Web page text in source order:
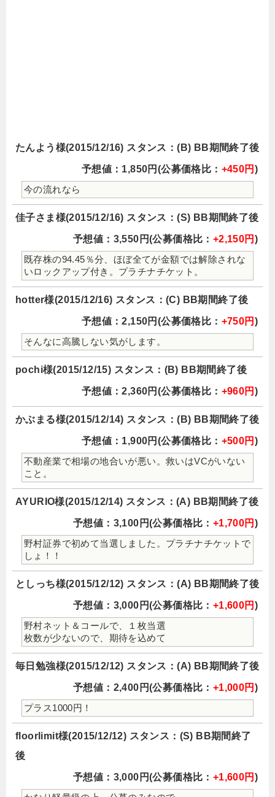
たんよう様(2015/12/16) スタンス：(B) BB期間終了後
予想値：1,850円(公募価格比： +450円 )
今の流れなら
佳子さま様(2015/12/16) スタンス：(S) BB期間終了後
予想値：3,550円(公募価格比： +2,150円 )
既存株の94.45％分、ほぼ全てが金額では解除されな
いロックアップ付き。プラチナチケット。
hotter様(2015/12/16) スタンス：(C) BB期間終了後
予想値：2,150円(公募価格比： +750円 )
そんなに高騰しない気がします。
pochi様(2015/12/15) スタンス：(B) BB期間終了後
予想値：2,360円(公募価格比： +960円 )
かぶまる様(2015/12/14) スタンス：(B) BB期間終了後
予想値：1,900円(公募価格比： +500円 )
不動産業で相場の地合いが悪い。救いはVCがいない
こと。
AYURIO様(2015/12/14) スタンス：(A) BB期間終了後
予想値：3,100円(公募価格比： +1,700円 )
野村証券で初めて当選しました。プラチナチケットで
しょ！！
としっち様(2015/12/12) スタンス：(A) BB期間終了後
予想値：3,000円(公募価格比： +1,600円 )
野村ネット＆コールで、１枚当選
枚数が少ないので、期待を込めて
毎日勉強様(2015/12/12) スタンス：(A) BB期間終了後
予想値：2,400円(公募価格比： +1,000円 )
プラス1000円！
floorlimit様(2015/12/12) スタンス：(S) BB期間終了
後
予想値：3,000円(公募価格比： +1,600円 )